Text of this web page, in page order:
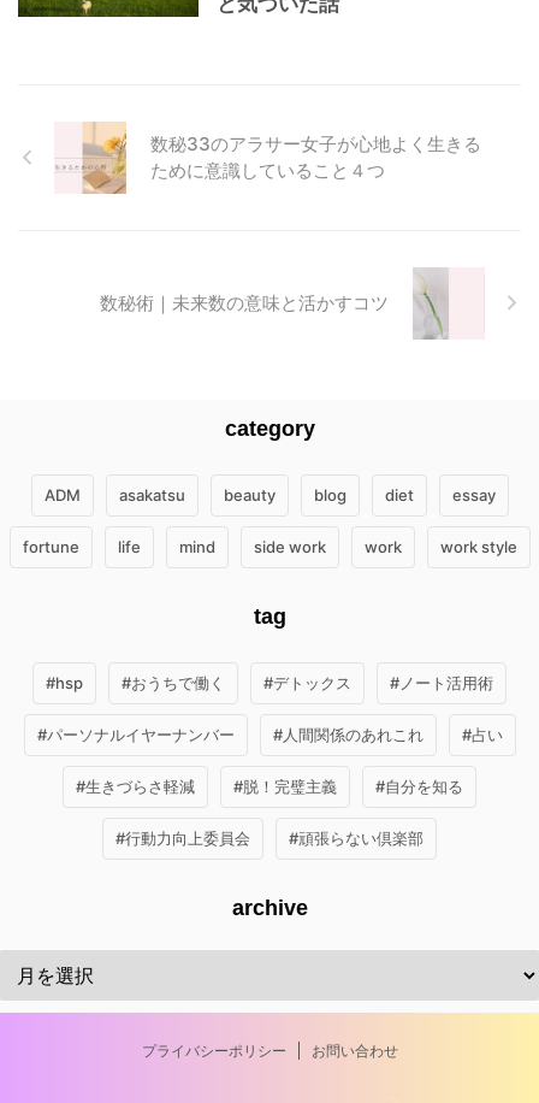
数秘33のアラサー女子が心地よく生きる
ために意識していること４つ
数秘術｜未来数の意味と活かすコツ
category
ADM asakatsu beauty blog diet essay
fortune life mind side work work work style
tag
#hsp #おうちで働く #デトックス #ノート活用術
#パーソナルイヤーナンバー #人間関係のあれこれ #占い
#生きづらさ軽減 #脱！完璧主義 #自分を知る
#行動力向上委員会 #頑張らない倶楽部
archive
プライバシーポリシー お問い合わせ